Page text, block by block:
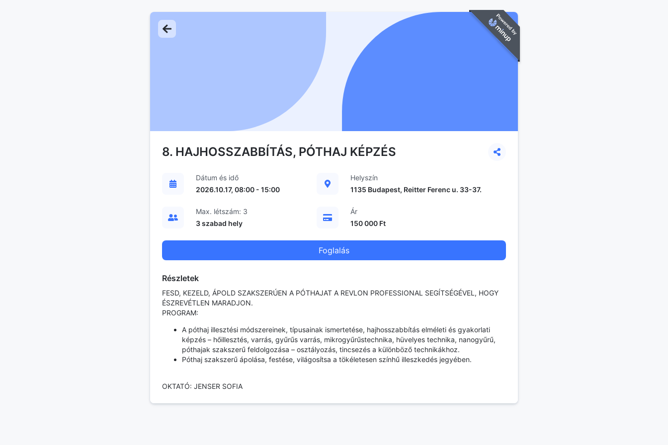
8. HAJHOSSZABBÍTÁS, PÓTHAJ KÉPZÉS
Dátum és idő
2026.10.17, 08:00 - 15:00
Helyszín
1135 Budapest, Reitter Ferenc u. 33-37.
Max. létszám: 3
3szabad hely
Ár
150 000 Ft
Foglalás
Részletek
FESD, KEZELD, ÁPOLD SZAKSZERÚEN A PÓTHAJAT A REVLON PROFESSIONAL SEGÍTSÉGÉVEL, HOGY
ÉSZREVÉTLEN MARADJON.​​
PROGRAM:
A póthaj illesztési módszereinek, típusainak ismertetése, hajhosszabbítás elméleti és gyakorlati
képzés – hőillesztés, varrás, gyűrűs varrás, mikrogyűrűstechnika, hüvelyes technika, nanogyűrű,
póthajak szakszerű feldolgozása – osztályozás, tincsezés a különböző technikákhoz.
Póthaj szakszerű ápolása, festése, világosítsa a tökéletesen színhű illeszkedés jegyében.
OKTATÓ: JENSER SOFIA